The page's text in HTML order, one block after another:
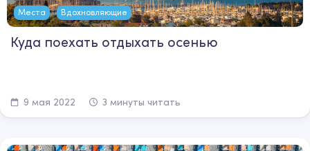
Места Вдохновляющие
Куда поехать отдыхать осенью
9 мая 2022 3 минуты читать